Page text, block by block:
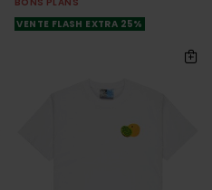
VENTE FLASH EXTRA 25%